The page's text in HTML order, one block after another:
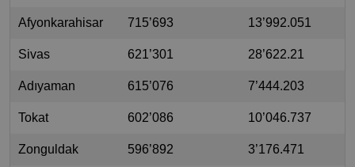
Afyonkarahisar 715’693 13’992.051
Sivas 621’301 28’622.21
Adıyaman 615’076 7’444.203
Tokat 602’086 10’046.737
Zonguldak 596’892 3’176.471